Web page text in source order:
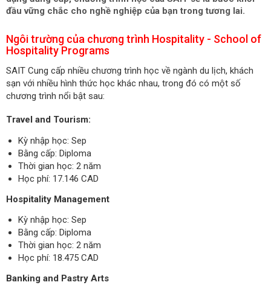
đầu vững chắc cho nghề nghiệp của bạn trong tương lai.
Ngôi trường của chương trình Hospitality - School of
Hospitality Programs
SAIT Cung cấp nhiều chương trình học về ngành du lịch, khách
sạn với nhiều hình thức học khác nhau, trong đó có một số
chương trình nổi bật sau:
Travel and Tourism:
Kỳ nhập học: Sep
Bằng cấp: Diploma
Thời gian học: 2 năm
Học phí: 17.146 CAD
Hospitality Management
Kỳ nhập học: Sep
Bằng cấp: Diploma
Thời gian học: 2 năm
Học phí: 18.475 CAD
Banking and Pastry Arts